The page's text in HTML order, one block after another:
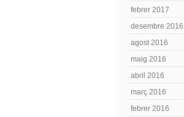
febrer 2017
desembre 2016
agost 2016
maig 2016
abril 2016
març 2016
febrer 2016